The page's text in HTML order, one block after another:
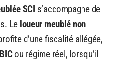
SCI s’accompagne de
Le loueur meublé non
d’une fiscalité allégée,
ou régime réel, lorsqu’il